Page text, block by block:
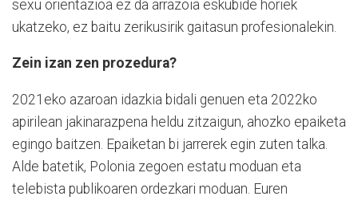
sexu orientazioa ez da arrazoia eskubide horiek
ukatzeko, ez baitu zerikusirik gaitasun profesionalekin.
Zein izan zen prozedura?
2021eko azaroan idazkia bidali genuen eta 2022ko
apirilean jakinarazpena heldu zitzaigun, ahozko epaiketa
egingo baitzen. Epaiketan bi jarrerek egin zuten talka.
Alde batetik, Polonia zegoen estatu moduan eta
telebista publikoaren ordezkari moduan. Euren